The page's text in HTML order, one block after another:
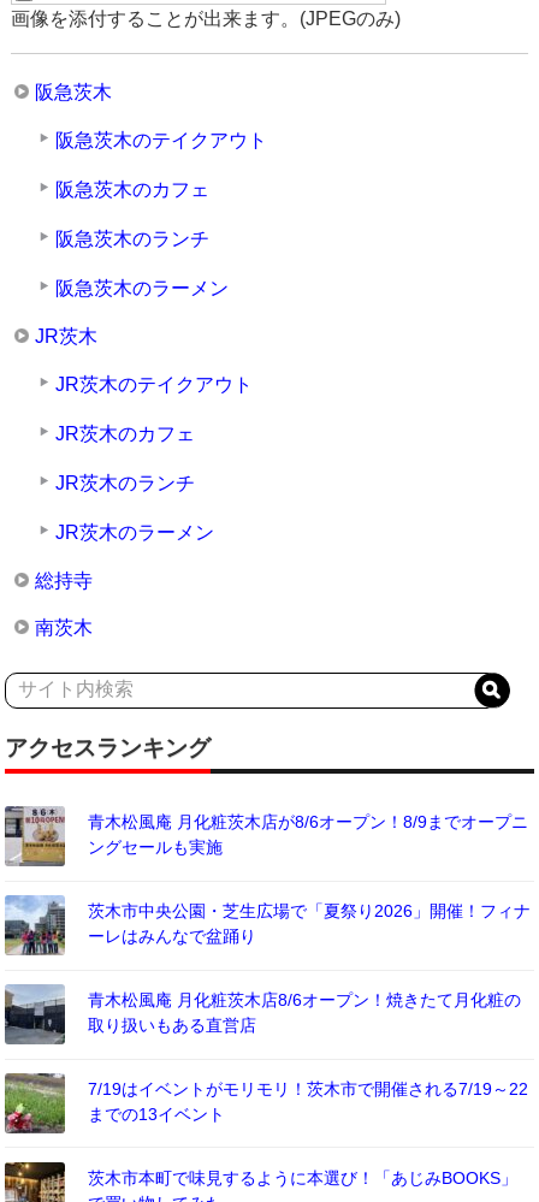
画像を添付することが出来ます。(JPEGのみ)
阪急茨木
阪急茨木のテイクアウト
阪急茨木のカフェ
阪急茨木のランチ
阪急茨木のラーメン
JR茨木
JR茨木のテイクアウト
JR茨木のカフェ
JR茨木のランチ
JR茨木のラーメン
総持寺
南茨木
アクセスランキング
青木松風庵 月化粧茨木店が8/6オープン！8/9までオープニ
ングセールも実施
茨木市中央公園・芝生広場で「夏祭り2026」開催！フィナ
ーレはみんなで盆踊り
青木松風庵 月化粧茨木店8/6オープン！焼きたて月化粧の
取り扱いもある直営店
7/19はイベントがモリモリ！茨木市で開催される7/19～22
までの13イベント
茨木市本町で味見するように本選び！「あじみBOOKS」